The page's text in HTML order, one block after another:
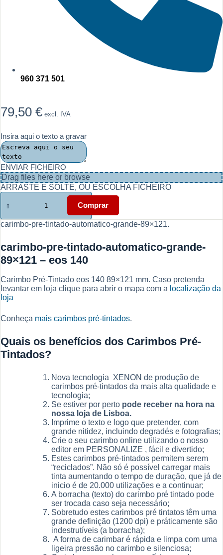
960 371 501
79,50 € excl. IVA
Insira aqui o texto a gravar
ENVIAR FICHEIRO
Drag files here or browse
ARRASTE E SOLTE, OU ESCOLHA FICHEIRO
Quantidade
de
pre-
tintado
grande
89x121
Comprar
carimbo-pre-tintado-automatico-grande-89×121.
carimbo-pre-tintado-automatico-grande-
89×121 – eos 140
Carimbo Pré-Tintado eos 140 89×121 mm. Caso pretenda
levantar em loja clique para abrir o mapa com a localização da
loja
Conheça mais carimbos pré-tintados.
Quais os benefícios dos Carimbos Pré-
Tintados?
Nova tecnologia XENON de produção de
carimbos pré-tintados da mais alta qualidade e
tecnologia;
Se estiver por perto pode receber na hora na
nossa loja de Lisboa.
Imprime o texto e logo que pretender, com
grande nitidez, incluindo degradés e fotografias;
Crie o seu carimbo online utilizando o nosso
editor em PERSONALIZE , fácil e divertido;
Estes carimbos pré-tintados permitem serem
“reciclados”. Não só é possível carregar mais
tinta aumentando o tempo de duração, que já de
inicio é de 20.000 utilizações e a continuar;
A borracha (texto) do carimbo pré tintado pode
ser trocada caso seja necessário;
Sobretudo estes carimbos pré tintatos têm uma
grande definição (1200 dpi) e práticamente são
indestrutíveis (a borracha);
A forma de carimbar é rápida e limpa com uma
ligeira pressão no carimbo e silenciosa;